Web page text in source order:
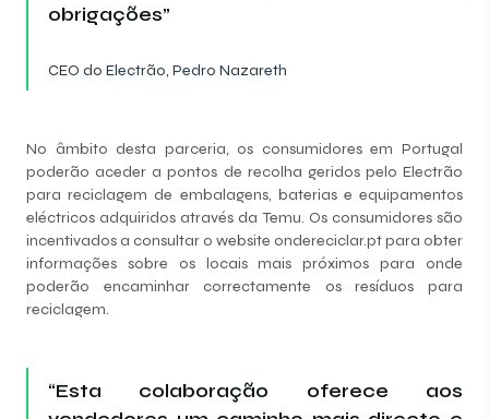
obrigações”
CEO do Electrão, Pedro Nazareth
No âmbito desta parceria, os consumidores em Portugal
poderão aceder a pontos de recolha geridos pelo Electrão
para reciclagem de embalagens, baterias e equipamentos
eléctricos adquiridos através da Temu. Os consumidores são
incentivados a consultar o website ondereciclar.pt para obter
informações sobre os locais mais próximos para onde
poderão encaminhar correctamente os resíduos para
reciclagem.
“Esta colaboração oferece aos